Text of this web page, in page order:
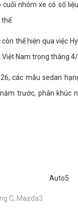
nhóm xe có số
thể hiện qua việc
Nam trong tháng
các mẫu sedan
trước, phân
Auto5
C, Mazda3